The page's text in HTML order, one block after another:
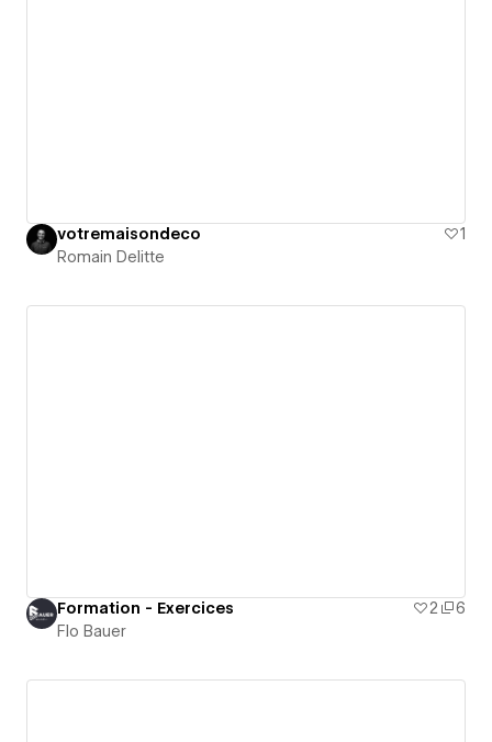
votremaisondeco
1
Romain Delitte
Formation - Exercices 2
6
Flo Bauer